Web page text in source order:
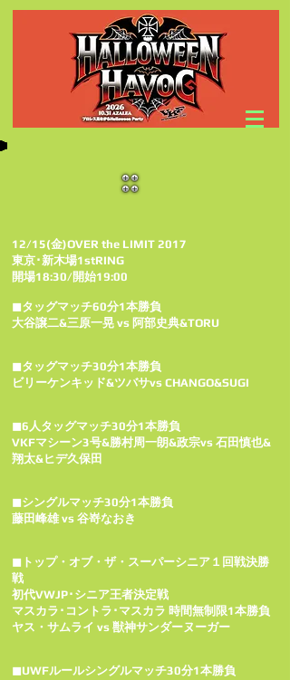
12/15(金)OVER the LIMIT 2017
東京･新木場1stRING
開場18:30/開始19:00
◼タッグマッチ60分1本勝負
大谷譲二&三原一晃 vs 阿部史典&TORU
◼タッグマッチ30分1本勝負
ビリーケンキッド&ツバサvs CHANGO&SUGI
◼6人タッグマッチ30分1本勝負
VKFマシーン3号&勝村周一朗&政宗vs 石田慎也&
翔太&ヒデ久保田
◼シングルマッチ30分1本勝負
藤田峰雄 vs 谷嵜なおき
◼トップ・オブ・ザ・スーパーシニア１回戦決勝
戦
初代VWJP･シニア王者決定戦
マスカラ･コントラ･マスカラ 時間無制限1本勝負
ヤス・サムライ vs 獣神サンダーヌーガー
◼UWFルールシングルマッチ30分1本勝負